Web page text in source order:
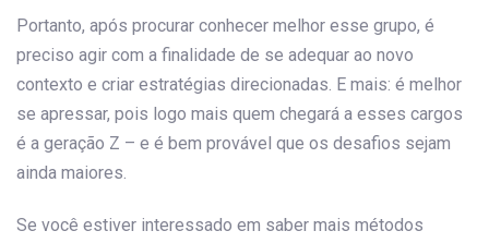
Portanto, após procurar conhecer melhor esse grupo, é
preciso agir com a finalidade de se adequar ao novo
contexto e criar estratégias direcionadas. E mais: é melhor
se apressar, pois logo mais quem chegará a esses cargos
é a geração Z – e é bem provável que os desafios sejam
ainda maiores.
Se você estiver interessado em saber mais métodos